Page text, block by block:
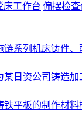
床工作台|偏摆检查
链系列 机床铸件、
某日资公司铸造
铁平板的制作材料